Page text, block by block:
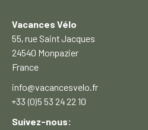
Vacances Vélo
55, rue Saint Jacques
24540 Monpazier
France
info@vacancesvelo.fr
+33 (0)5 53 24 22 10
Suivez-nous: